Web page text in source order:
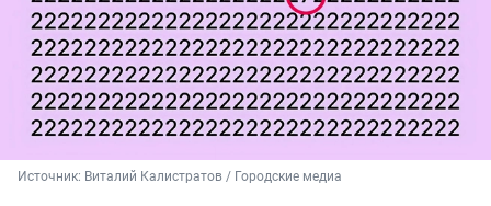
Источник: Виталий Калистратов / Городские медиа